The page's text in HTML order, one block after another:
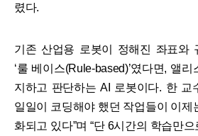
렸다.
기존 산업용 로봇이 정해진 좌표와
‘룰 베이스(Rule-based)’였다면, 앨
지하고 판단하는 AI 로봇이다. 한 교
일일이 코딩해야 했던 작업들이 이제
화되고 있다”며 “단 6시간의 학습만